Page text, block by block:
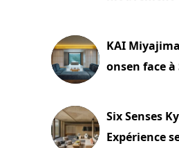
KAI
onsen face à
Six Senses
Expérience